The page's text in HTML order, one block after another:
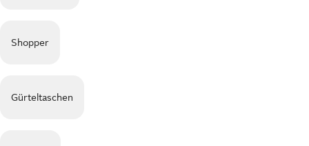
Shopper
Gürteltaschen